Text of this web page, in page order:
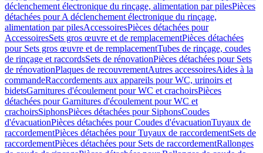
déclenchement électronique du rinçage, alimentation par pilesPièces
détachées pour A déclenchement électronique du rinçage,
alimentation par pilesAccessoiresPièces détachées pour
AccessoiresSets gros œuvre et de remplacementPièces détachées
pour Sets gros œuvre et de remplacementTubes de rinçage, coudes
de rinçage et raccordsSets de rénovationPièces détachées pour Sets
de rénovationPlaques de recouvrementAutres accessoiresAides à la
commandeRaccordements aux appareils pour WC, urinoirs et
bidetsGarnitures d'écoulement pour WC et crachoirsPièces
détachées pour Garnitures d'écoulement pour WC et
crachoirsSiphonsPièces détachées pour SiphonsCoudes
d'évacuationPièces détachées pour Coudes d'évacuationTuyaux de
raccordementPièces détachées pour Tuyaux de raccordementSets de
raccordementPièces détachées pour Sets de raccordementRallonges